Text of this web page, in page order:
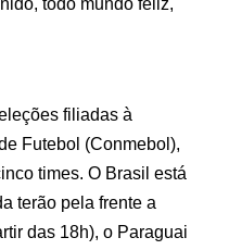
filiadas à
Futebol (Conmebol),
times. O Brasil está
terão pela frente a
das 18h), o Paraguai